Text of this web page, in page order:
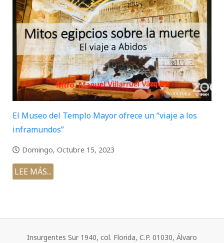
El Museo del Templo Mayor ofrece un “viaje a los
inframundos”
Domingo, Octubre 15, 2023
LEE MÁS...
Insurgentes Sur 1940, col. Florida, C.P. 01030, Álvaro